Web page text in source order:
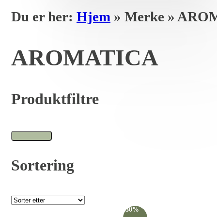
Du er her: Hjem » Merke »
AROMATICA
Produktfiltre
Sortering
-30%